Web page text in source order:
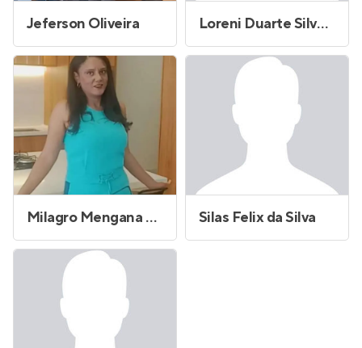
Jeferson Oliveira Loreni Duarte Silveira
Milagro Mengana Castaneda Silas Felix da Silva